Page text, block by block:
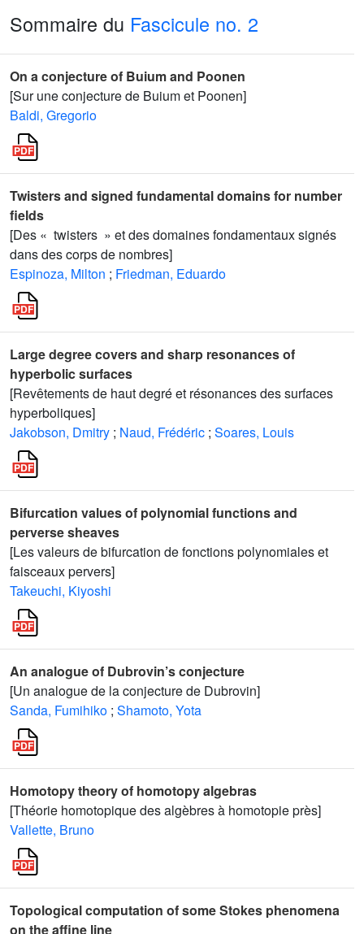
Sommaire du Fascicule no. 2
On a conjecture of Buium and Poonen
[Sur une conjecture de Buium et Poonen]
Baldi, Gregorio
Twisters and signed fundamental domains for number
fields
[Des « twisters » et des domaines fondamentaux signés
dans des corps de nombres]
Espinoza, Milton ; Friedman, Eduardo
Large degree covers and sharp resonances of
hyperbolic surfaces
[Revêtements de haut degré et résonances des surfaces
hyperboliques]
Jakobson, Dmitry ; Naud, Frédéric ; Soares, Louis
Bifurcation values of polynomial functions and
perverse sheaves
[Les valeurs de bifurcation de fonctions polynomiales et
faisceaux pervers]
Takeuchi, Kiyoshi
An analogue of Dubrovin’s conjecture
[Un analogue de la conjecture de Dubrovin]
Sanda, Fumihiko ; Shamoto, Yota
Homotopy theory of homotopy algebras
[Théorie homotopique des algèbres à homotopie près]
Vallette, Bruno
Topological computation of some Stokes phenomena
on the affine line